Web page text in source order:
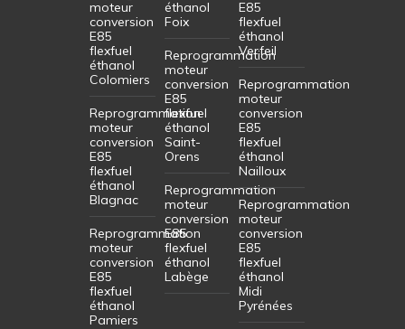
moteur
conversion
E85
flexfuel
éthanol
Colomiers
Reprogrammation
moteur
conversion
E85
flexfuel
éthanol
Blagnac
Reprogrammation
moteur
conversion
E85
flexfuel
éthanol
Pamiers
éthanol
Foix
Reprogrammation
moteur
conversion
E85
flexfuel
éthanol
Saint-
Orens
Reprogrammation
moteur
conversion
E85
flexfuel
éthanol
Labège
E85
flexfuel
éthanol
Verfeil
Reprogrammation
moteur
conversion
E85
flexfuel
éthanol
Nailloux
Reprogrammation
moteur
conversion
E85
flexfuel
éthanol
Midi
Pyrénées